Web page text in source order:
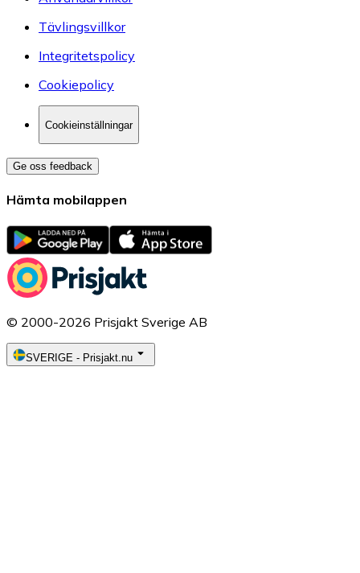
Tävlingsvillkor
Integritetspolicy
Cookiepolicy
Cookieinställningar
Ge oss feedback
Hämta mobilappen
© 2000-2026 Prisjakt Sverige AB
SVERIGE - Prisjakt.nu